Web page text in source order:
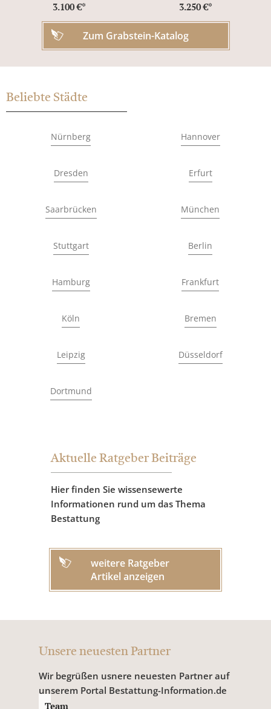
3.100 €* 3.250 €*
Zum Grabstein-Katalog
Beliebte Städte
Nürnberg Hannover
Dresden Erfurt
Saarbrücken München
Stuttgart Berlin
Hamburg Frankfurt
Köln Bremen
Leipzig Düsseldorf
Dortmund
Aktuelle Ratgeber Beiträge
Hier finden Sie wissensewerte
Informationen rund um das Thema
Bestattung
weitere Ratgeber
Artikel anzeigen
Unsere neuesten Partner
Wir begrüßen usnere neuesten Partner auf
unserem Portal Bestattung-Information.de
Team